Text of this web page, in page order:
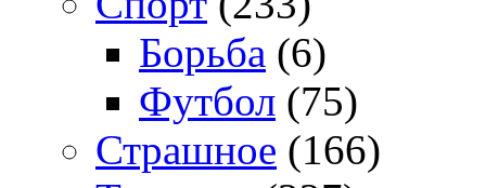
Борьба (6)
Футбол (75)
Страшное (166)